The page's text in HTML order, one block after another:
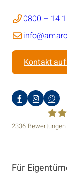
0800 – 14
Kontakt
2336
Für